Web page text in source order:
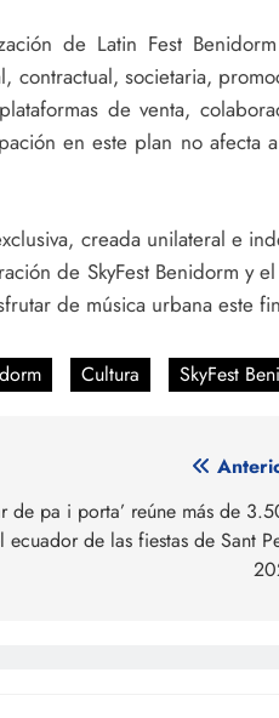
de Latin Fest
contractual, societaria,
de venta,
en este plan no
creada unilateral e
de SkyFest Benidorm y
de música urbana este
Cultura SkyFest
de pa i porta’ reúne más de
ecuador de las fiestas de Sant